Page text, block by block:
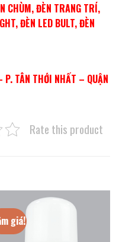
CHÙM, ĐÈN TRANG TRÍ,
ĐÈN LED BULT, ĐÈN
TÂN THỚI NHẤT – QUẬN
Rate this product
giá!